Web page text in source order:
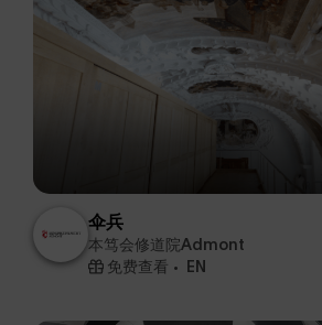
伞兵
本笃会修道院Admont
免费查看
EN